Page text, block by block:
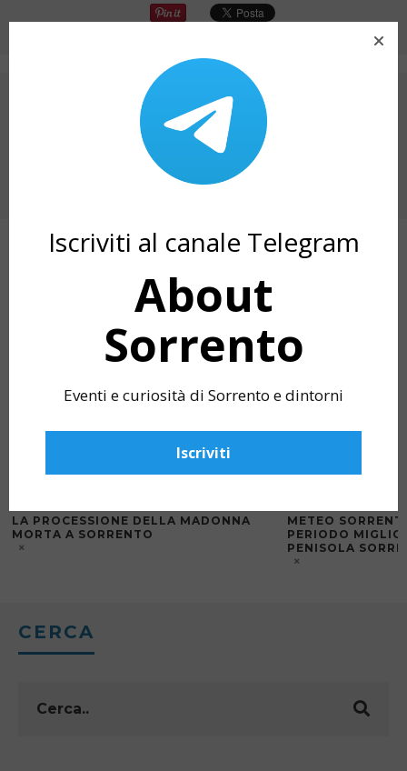
ARTICOLO PRECEDENTE
EVENTI SORRENTO AGOSTO 2023: VINCENZO
COMUNALE IN DEFINITIVO3
PROSSIMO ARTICOLO
LA PROCESSIONE DELLA MADONNA
MORTA A SORRENTO
METEO
PERIODO
PENISOLA
CERCA
Iscriviti al canale Telegram
About
Sorrento
Eventi e curiosità di Sorrento e dintorni
Iscriviti